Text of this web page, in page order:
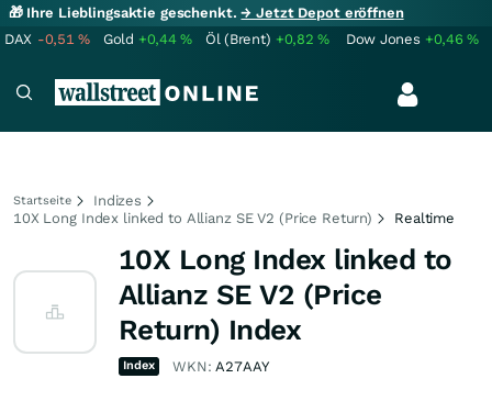
🎁 Ihre Lieblingsaktie geschenkt.→ Jetzt Depot eröffnen
DAX -0,51% Gold +0,44% Öl (Brent) +0,82% Dow Jones +0,46%
Startseite
Indizes
10X Long Index linked to Allianz SE V2 (Price Return)
Realtime
10X Long Index linked to
Allianz SE V2 (Price
Return) Index
Index WKN:A27AAY